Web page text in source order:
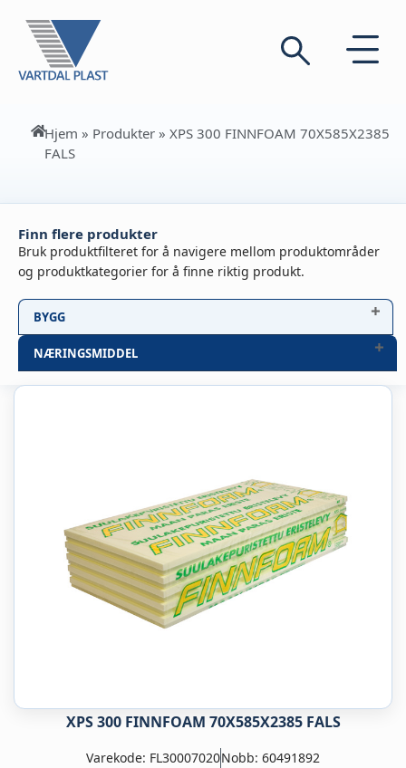
Hjem » Produkter »XPS 300 FINNFOAM 70X585X2385
FALS
Finn flere produkter
Bruk produktfilteret for å navigere mellom produktområder
og produktkategorier for å finne riktig produkt.
BYGG
NÆRINGSMIDDEL
XPS 300 FINNFOAM 70X585X2385 FALS
Varekode: FL30007020Nobb: 60491892